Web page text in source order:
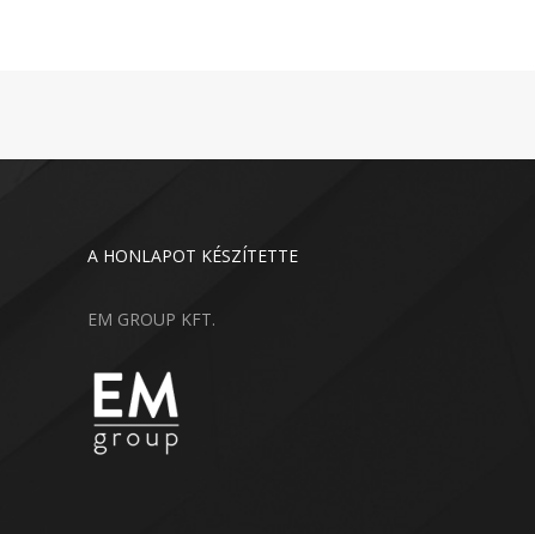
A HONLAPOT KÉSZÍTETTE
EM GROUP KFT.